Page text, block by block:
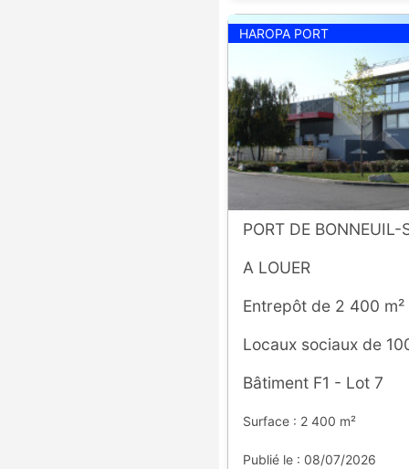
HAROPA PORT
PORT DE BONNEUIL-
A LOUER
Entrepôt de 2 400 m²
Locaux sociaux de
Bâtiment F1 - Lot 7
Surface : 2 400 m²
Publié le : 08/07/2026